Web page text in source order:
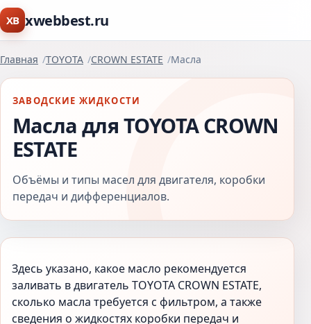
XB xwebbest.ru
Главная TOYOTA CROWN ESTATE Масла
ЗАВОДСКИЕ ЖИДКОСТИ
Масла для TOYOTA CROWN
ESTATE
Объёмы и типы масел для двигателя, коробки
передач и дифференциалов.
Здесь указано, какое масло рекомендуется
заливать в двигатель TOYOTA CROWN ESTATE,
сколько масла требуется с фильтром, а также
сведения о жидкостях коробки передач и